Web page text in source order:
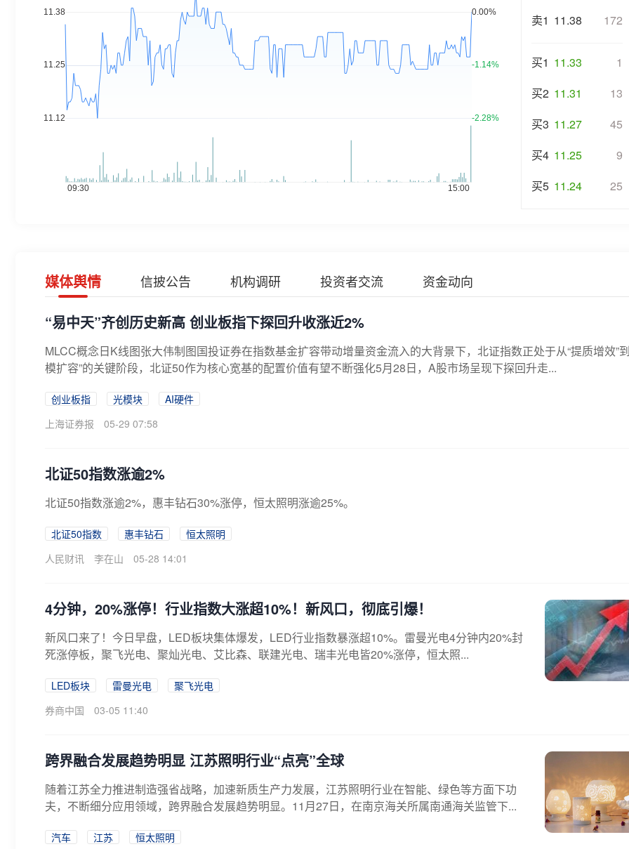
卖1 11.38 172
买1 11.33
1
买2 11.31
13
买3 11.27
45
买4 11.25
9
买5 11.24 25
媒体舆情 信披公告 机构调研 投资者交流 资金动向
“易中天”齐创历史新高 创业板指下探回升收涨近2%
MLCC概念日K线图张大伟制图国投证券在指数基金扩容带动增量资金流入的大背景下，北证指数正处于从“提质增效”
模扩容”的关键阶段，北证50作为核心宽基的配置价值有望不断强化5月28日，A股市场呈现下探回升走...
创业板指 光模块
AI硬件
上海证券报
05-29 07:58
北证50指数涨逾2%
北证50指数涨逾2%，惠丰钻石30%涨停，恒太照明涨逾25%。
北证50指数 惠丰钻石
恒太照明
人民财讯
李在山 05-28 14:01
4分钟，20%涨停！行业指数大涨超10%！新风口，彻底引爆！
新风口来了！今日早盘，LED板块集体爆发，LED行业指数暴涨超10%。雷曼光电4分钟内20%封
死涨停板，聚飞光电、聚灿光电、艾比森、联建光电、瑞丰光电皆20%涨停，恒太照...
LED板块 雷曼光电
聚飞光电
券商中国
03-05 11:40
跨界融合发展趋势明显 江苏照明行业“点亮”全球
随着江苏全力推进制造强省战略，加速新质生产力发展，江苏照明行业在智能、绿色等方面下功
夫，不断细分应用领域，跨界融合发展趋势明显。11月27日，在南京海关所属南通海关监管下...
汽车 江苏
恒太照明